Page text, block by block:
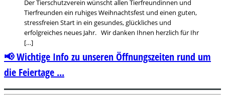
Der Tierschutzverein wünscht allen Tierfreundinnen und
Tierfreunden ein ruhiges Weihnachtsfest und einen guten,
stressfreien Start in ein gesundes, glückliches und
erfolgreiches neues Jahr. Wir danken Ihnen herzlich für Ihr
[…]
📢 Wichtige Info zu unseren Öffnungszeiten rund um
die Feiertage ...